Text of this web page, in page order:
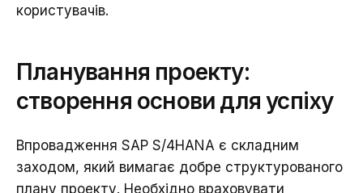
користувачів.
Планування проекту:
створення основи для успіху
Впровадження SAP S/4HANA є складним
заходом, який вимагає добре структурованого
плану проекту. Необхідно враховувати